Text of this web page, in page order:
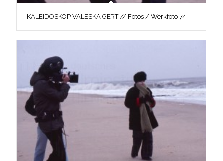
KALEIDOSKOP VALESKA GERT // Fotos / Werkfoto 74